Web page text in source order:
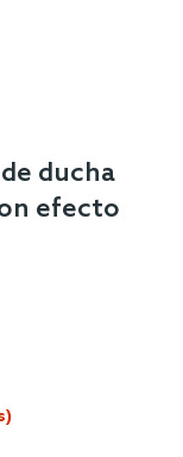
ducha
efecto